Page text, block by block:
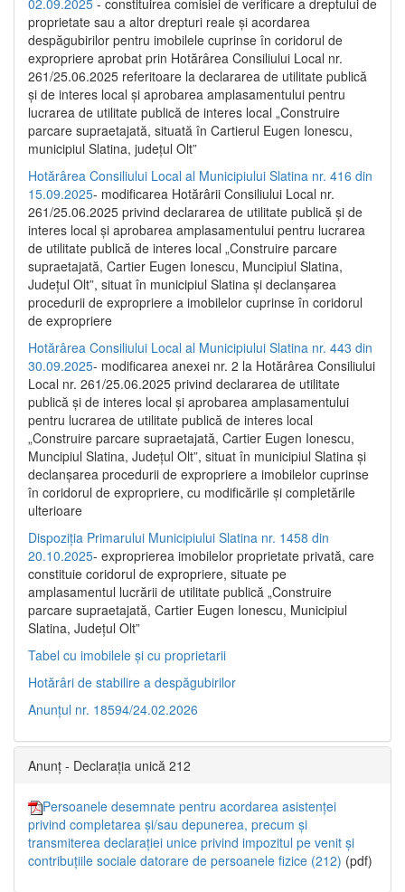
proprietate sau a altor drepturi reale și acordarea
despăgubirilor pentru imobilele cuprinse în coridorul de
expropriere aprobat prin Hotărârea Consiliului Local nr.
261/25.06.2025 referitoare la declararea de utilitate publică
și de interes local și aprobarea amplasamentului pentru
lucrarea de utilitate publică de interes local „Construire
parcare supraetajată, situată în Cartierul Eugen Ionescu,
municipiul Slatina, județul Olt”
Hotărârea Consiliului Local al Municipiului Slatina nr. 416 din
15.09.2025- modificarea Hotărârii Consiliului Local nr.
261/25.06.2025 privind declararea de utilitate publică și de
interes local și aprobarea amplasamentului pentru lucrarea
de utilitate publică de interes local „Construire parcare
supraetajată, Cartier Eugen Ionescu, Muncipiul Slatina,
Județul Olt”, situat în municipiul Slatina și declanșarea
procedurii de expropriere a imobilelor cuprinse în coridorul
de expropriere
Hotărârea Consiliului Local al Municipiului Slatina nr. 443 din
30.09.2025- modificarea anexei nr. 2 la Hotărârea Consiliului
Local nr. 261/25.06.2025 privind declararea de utilitate
publică şi de interes local şi aprobarea amplasamentului
pentru lucrarea de utilitate publică de interes local
„Construire parcare supraetajată, Cartier Eugen Ionescu,
Muncipiul Slatina, Judeţul Olt”, situat în municipiul Slatina şi
declanşarea procedurii de expropriere a imobilelor cuprinse
în coridorul de expropriere, cu modificările şi completările
ulterioare
Dispoziția Primarului Municipiului Slatina nr. 1458 din
20.10.2025- exproprierea imobilelor proprietate privată, care
constituie coridorul de expropriere, situate pe
amplasamentul lucrării de utilitate publică „Construire
parcare supraetajată, Cartier Eugen Ionescu, Municipiul
Slatina, Județul Olt”
Tabel cu imobilele și cu proprietarii
Hotărâri de stabilire a despăgubirilor
Anunțul nr. 18594/24.02.2026
Anunț - Declarația unică 212
Persoanele desemnate pentru acordarea asistenței
privind completarea și/sau depunerea, precum și
transmiterea declarației unice privind impozitul pe venit și
contribuțiile sociale datorare de persoanele fizice (212) (pdf)